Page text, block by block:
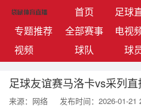
首页(current)
足球
专题推荐
全部赛事 电视
视频
球队 球
足球友谊赛马洛卡vs采列直
来源：网络 发布时间：2026-01-21